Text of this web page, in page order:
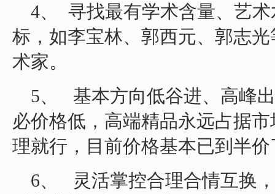
4、 寻找最有学术含量、艺
标，如李宝林、郭西元、郭志
术家。
5、 基本方向低谷进、高峰
必价格低，高端精品永远占据
理就行，目前价格基本已到半价
6、 灵活掌控合理合情互换